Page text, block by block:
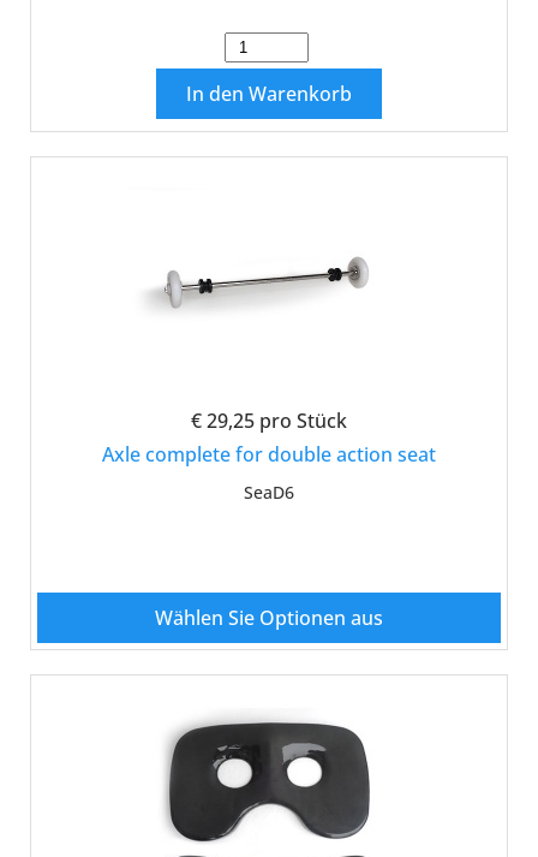
In den Warenkorb
€ 29,25 pro Stück
Axle complete for double action seat
SeaD6
Wählen Sie Optionen aus